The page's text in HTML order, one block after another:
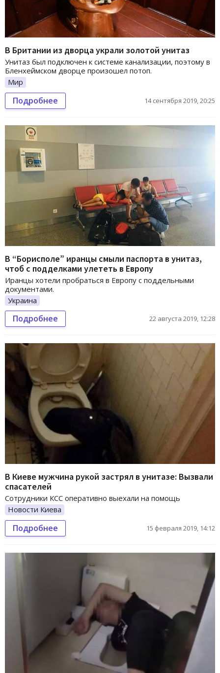
В Британии из дворца украли золотой унитаз
Унитаз был подключен к системе канализации, поэтому в
Бленхеймском дворце произошел потоп.
Мир
Подробнее 14 сентября 2019, 20:25
В “Борисполе” иранцы смыли паспорта в унитаз,
чтоб с подделками улететь в Европу
Иранцы хотели пробраться в Европу с поддельными
документами.
Украина
Подробнее 22 августа 2019, 12:28
В Киеве мужчина рукой застрял в унитазе: Вызвали
спасателей
Сотрудники КСС оперативно выехали на помощь
Новости Киева
Подробнее 15 февраля 2019, 14:12